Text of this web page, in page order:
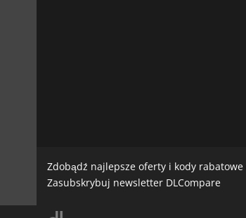
Zdobądź najlepsze oferty i kody rabatowe
Zasubskrybuj newsletter DLCompare